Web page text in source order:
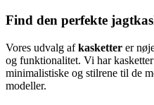
Find den perfekte
Vores udvalg afkasketter er
og funktionalitet. Vi har
minimalistiske og stilrene til de
modeller.